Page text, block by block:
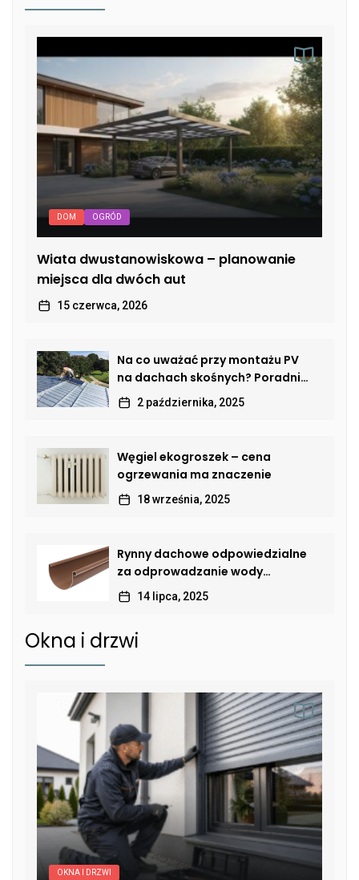
DOM OGRÓD
Wiata dwustanowiskowa – planowanie
miejsca dla dwóch aut
15 czerwca, 2026
Na co uważać przy montażu PV
na dachach skośnych? Poradnik
dla właścicieli domów
2 października, 2025
Węgiel ekogroszek – cena
ogrzewania ma znaczenie
18 września, 2025
Rynny dachowe odpowiedzialne
za odprowadzanie wody
deszczowej
14 lipca, 2025
Okna i drzwi
OKNA I DRZWI